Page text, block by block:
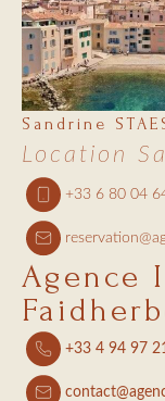
Sandrine
Location
+33 6 80 04
Agence
+33 4 94 97